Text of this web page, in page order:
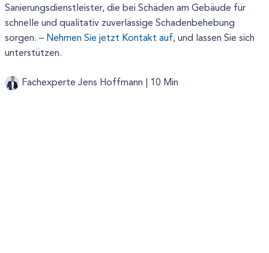
Sanierungsdienstleister, die bei Schäden am Gebäude für
schnelle und qualitativ zuverlässige Schadenbehebung
sorgen. – Nehmen Sie jetzt Kontakt auf, und lassen Sie sich
unterstützen.
Fachexperte Jens Hoffmann | 10 Min